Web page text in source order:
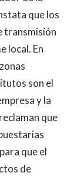
que los
transmisión
local. En
son el
y la
que
que el
de